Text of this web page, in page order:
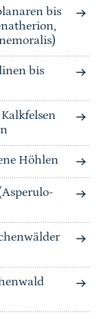
bis
bis
Höhlen